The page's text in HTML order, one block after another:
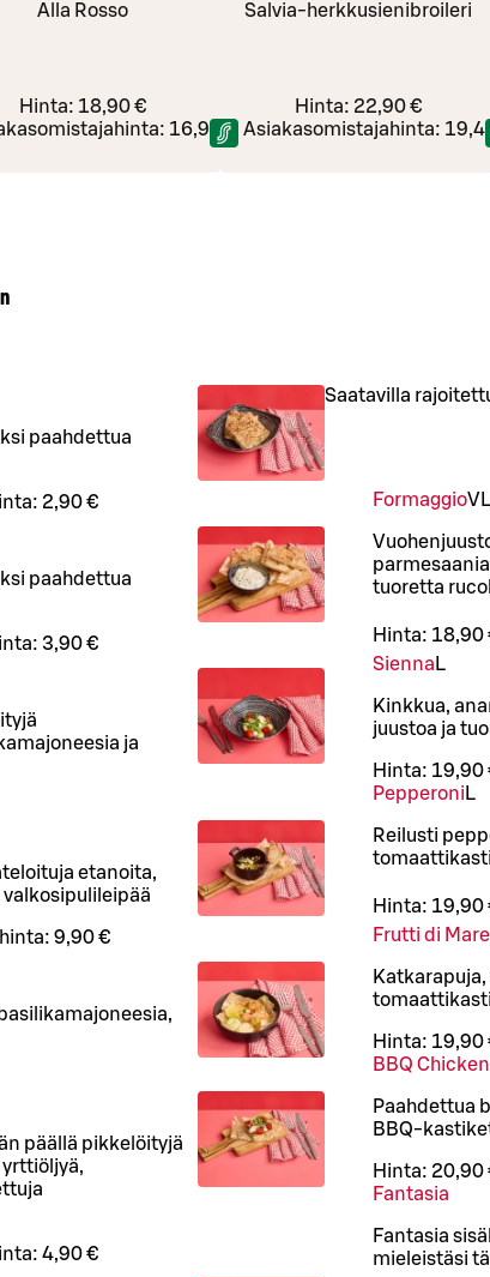
Alla Rosso
Hinta: 18,90 €
16,90 €
Salvia-herkkusienibroileri
Hinta: 22,90 €
Asiakasomistajahinta:
paahdettua
2,90 €
paahdettua
3,90 €
ja
etanoita,
9,90 €
päällä pikkelöityjä
4,90 €
Saatavilla
FormaggioVL
tuoretta
Hinta: 18,90
Sienna L
Kinkkua,
juustoa ja
Hinta: 19,90
Pepperoni L
Reilusti
Hinta: 19,90
Frutti di Mare
Hinta: 19,90
BBQ Chicken
Paahdettua
BBQ-
Hinta: 20,90
Fantasia
Fantasia
mieleistäsi